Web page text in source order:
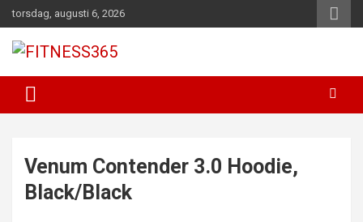
Hoppa
till
innehåll
torsdag, augusti 6, 2026
FITNESS365
Venum Contender 3.0 Hoodie,
Black/Black